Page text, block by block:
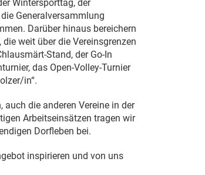
Wintersporttag, der
Generalversammlung
Darüber hinaus bereichern
weit über die Vereinsgrenzen
Stand, der Go-In
das Open-Volley-Turnier
in“.
die anderen Vereine in der
Arbeitseinsätzen tragen wir
Dorfleben bei.
inspirieren und von uns